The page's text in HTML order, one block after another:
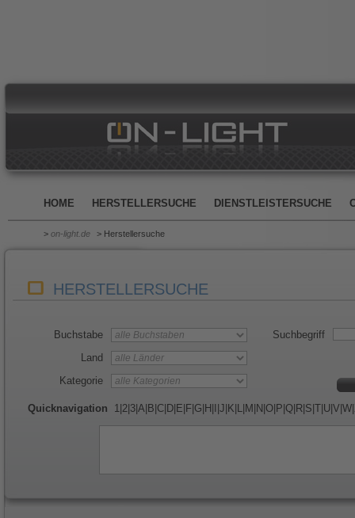
HOME HERSTELLERSUCHE DIENSTLEISTERSUCHE
> on-light.de > Herstellersuche
HERSTELLERSUCHE
Buchstabe
Land
Kategorie
Suchbegriff
Quicknavigation 1 2 3 A B C D E F G H J K L M N O P Q R S T U V W